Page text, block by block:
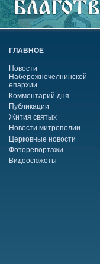
ГЛАВНОЕ
Новости
Набережночелнинской
епархии
Комментарий дня
Публикации
Жития святых
Новости митрополии
Церковные новости
Фоторепортажи
Видеосюжеты